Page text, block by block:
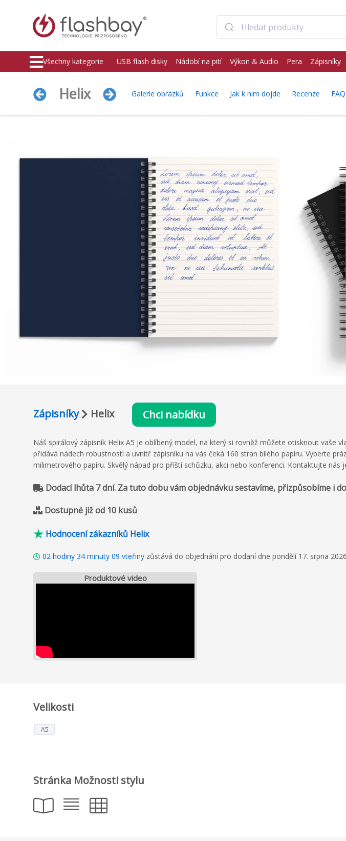
Všechny kategorie USB flash disky Nádobí na pití Výkon & Audio Pera Zápisníky
Helix Galerie obrázků Funkce Jak k nim dojde Recenze FAQ
Zápisníky Helix Chci nabídku
Náš spirálový zápisník Helix A5 je oblíbený model, na který si rovněž můžete otisknout vaše
přidává nádech robustnosti a uvnitř zápisníku na vás čeká 160 stran bílého papíru. Vyberte
milimetrového papíru. Skvělý nápad pro příští schůzku, akci nebo konferenci. Kontaktujte nás
Dodací lhůta 7 dní. Za tuto dobu vám objednávku sestavíme, přizpůsobíme i
Dostupné již od 10 kusů
Hodnocení zákazníků Helix
02 hodiny 34 minuty 07 vteřiny zůstává do objednání pro dodaní dne pondělí 17. srpna 2026
Produktové video
Velikosti
A5
Stránka Možnosti stylu